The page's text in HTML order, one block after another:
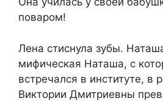
поваром!
Лена стиснула зубы.
мифическая Наташа, с
встречался в институте, в
Виктории Дмитриевны